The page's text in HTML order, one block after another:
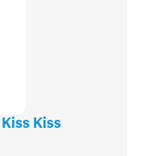
Kiss